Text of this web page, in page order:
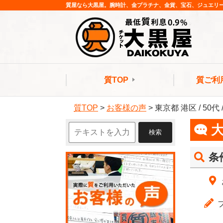
質屋なら大黒屋。腕時計、金プラチナ、金貨、宝石、ジュエ
質TOP 質ご利
質TOP > お客様の声 > 東京都 港区 / 50代
条